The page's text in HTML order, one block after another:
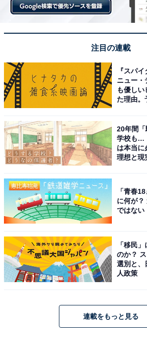
【ワイルド・ツギ】in 門
対照的な２人の兄弟バディ
オフショットをお届けします✨
#どくさいスイッチ企
第2回👇https://t.co/
pic.twitter.com/
— NHKドラマ (@nhk_dramas)
1位に選ばれたのは中島健人さんでし
合）で主演を務めています。
町田そのこさんの同名小説が原作のド
市・門司港にあるコンビニが舞台。コ
ちとお客さんを中心にストーリーが展
ル＆ミステリアス＆ヒューマンコメ
す。
メンコンビニ店長・志波三彦を担当。
注目の連載
『スパ
ニュー・
も優しい
た理由。
20年間
学校も…
は本当に
理想と現
「青春
に何が？
ではない
「移民
のか？
選別と、
人政策
連載をもっと見る